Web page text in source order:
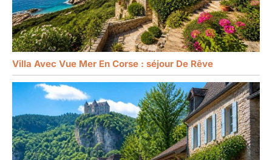
Villa Avec Vue Mer En Corse : séjour De Rêve